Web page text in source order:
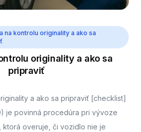
na kontrolu originality a ako sa
originality a ako sa
pripraviť
a ako sa pripraviť [checklist]
je povinná procedúra pri vývoze
overuje, či vozidlo nie je